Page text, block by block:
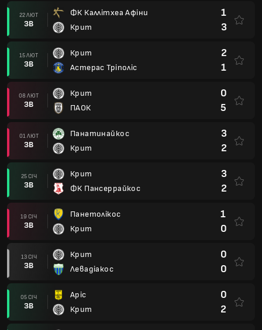
22 ЛЮТ
ЗВ
ФК Каллітхеа Афіни
Крит
1
3
15 ЛЮТ
ЗВ
Крит
Астерас Тріполіс
2
1
08 ЛЮТ
ЗВ
Крит
ПАОК
0
5
01 ЛЮТ
ЗВ
Панатинайкос
Крит
3
2
25 СІЧ
ЗВ
Крит
ФК Пансеррайкос
3
2
19 СІЧ
ЗВ
Панетолікос
Крит
1
0
13 СІЧ
ЗВ
Крит
Левадіакос
0
0
05 СІЧ
ЗВ
Аріс
Крит
0
2